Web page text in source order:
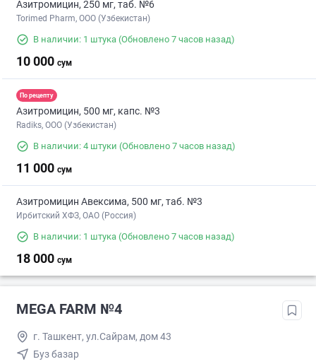
Азитромицин, 250 мг, таб. №6
Torimed Pharm, OOO (Узбекистан)
В наличии: 1 штука (Обновлено 7 часов назад)
10 000 сум
По рецепту
Азитромицин, 500 мг, капс. №3
Radiks, ООО (Узбекистан)
В наличии: 4 штуки (Обновлено 7 часов назад)
11 000 сум
Азитромицин Авексима, 500 мг, таб. №3
Ирбитский ХФЗ, ОАО (Россия)
В наличии: 1 штука (Обновлено 7 часов назад)
18 000 сум
MEGA FARM №4
г. Ташкент, ул.Сайрам, дом 43
Буз базар